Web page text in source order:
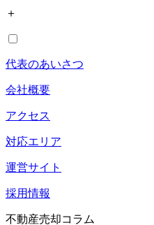
＋
代表のあいさつ
会社概要
アクセス
対応エリア
運営サイト
採用情報
不動産売却コラム